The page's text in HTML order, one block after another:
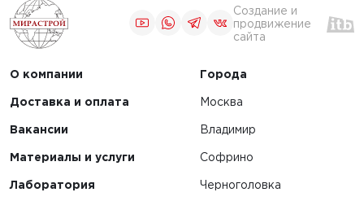
Создание и
продвижение
сайта
О компании
Доставка и оплата
Вакансии
Материалы и услуги
Лаборатория
Города
Москва
Владимир
Софрино
Черноголовка